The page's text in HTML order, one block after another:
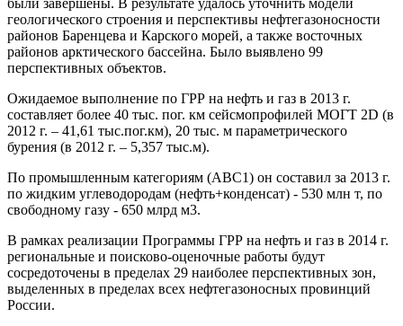
геологического строения и перспективы нефтегазоносности
районов Баренцева и Карского морей, а также восточных
районов арктического бассейна. Было выявлено 99
перспективных объектов.
Ожидаемое выполнение по ГРР на нефть и газ в 2013 г.
составляет более 40 тыс. пог. км сейсмопрофилей МОГТ 2D (в
2012 г. – 41,61 тыс.пог.км), 20 тыс. м параметрического
бурения (в 2012 г. – 5,357 тыс.м).
По промышленным категориям (АВС1) он составил за 2013 г.
по жидким углеводородам (нефть+конденсат) - 530 млн т, по
свободному газу - 650 млрд м3.
В рамках реализации Программы ГРР на нефть и газ в 2014 г.
региональные и поисково-оценочные работы будут
сосредоточены в пределах 29 наиболее перспективных зон,
выделенных в пределах всех нефтегазоносных провинций
России.